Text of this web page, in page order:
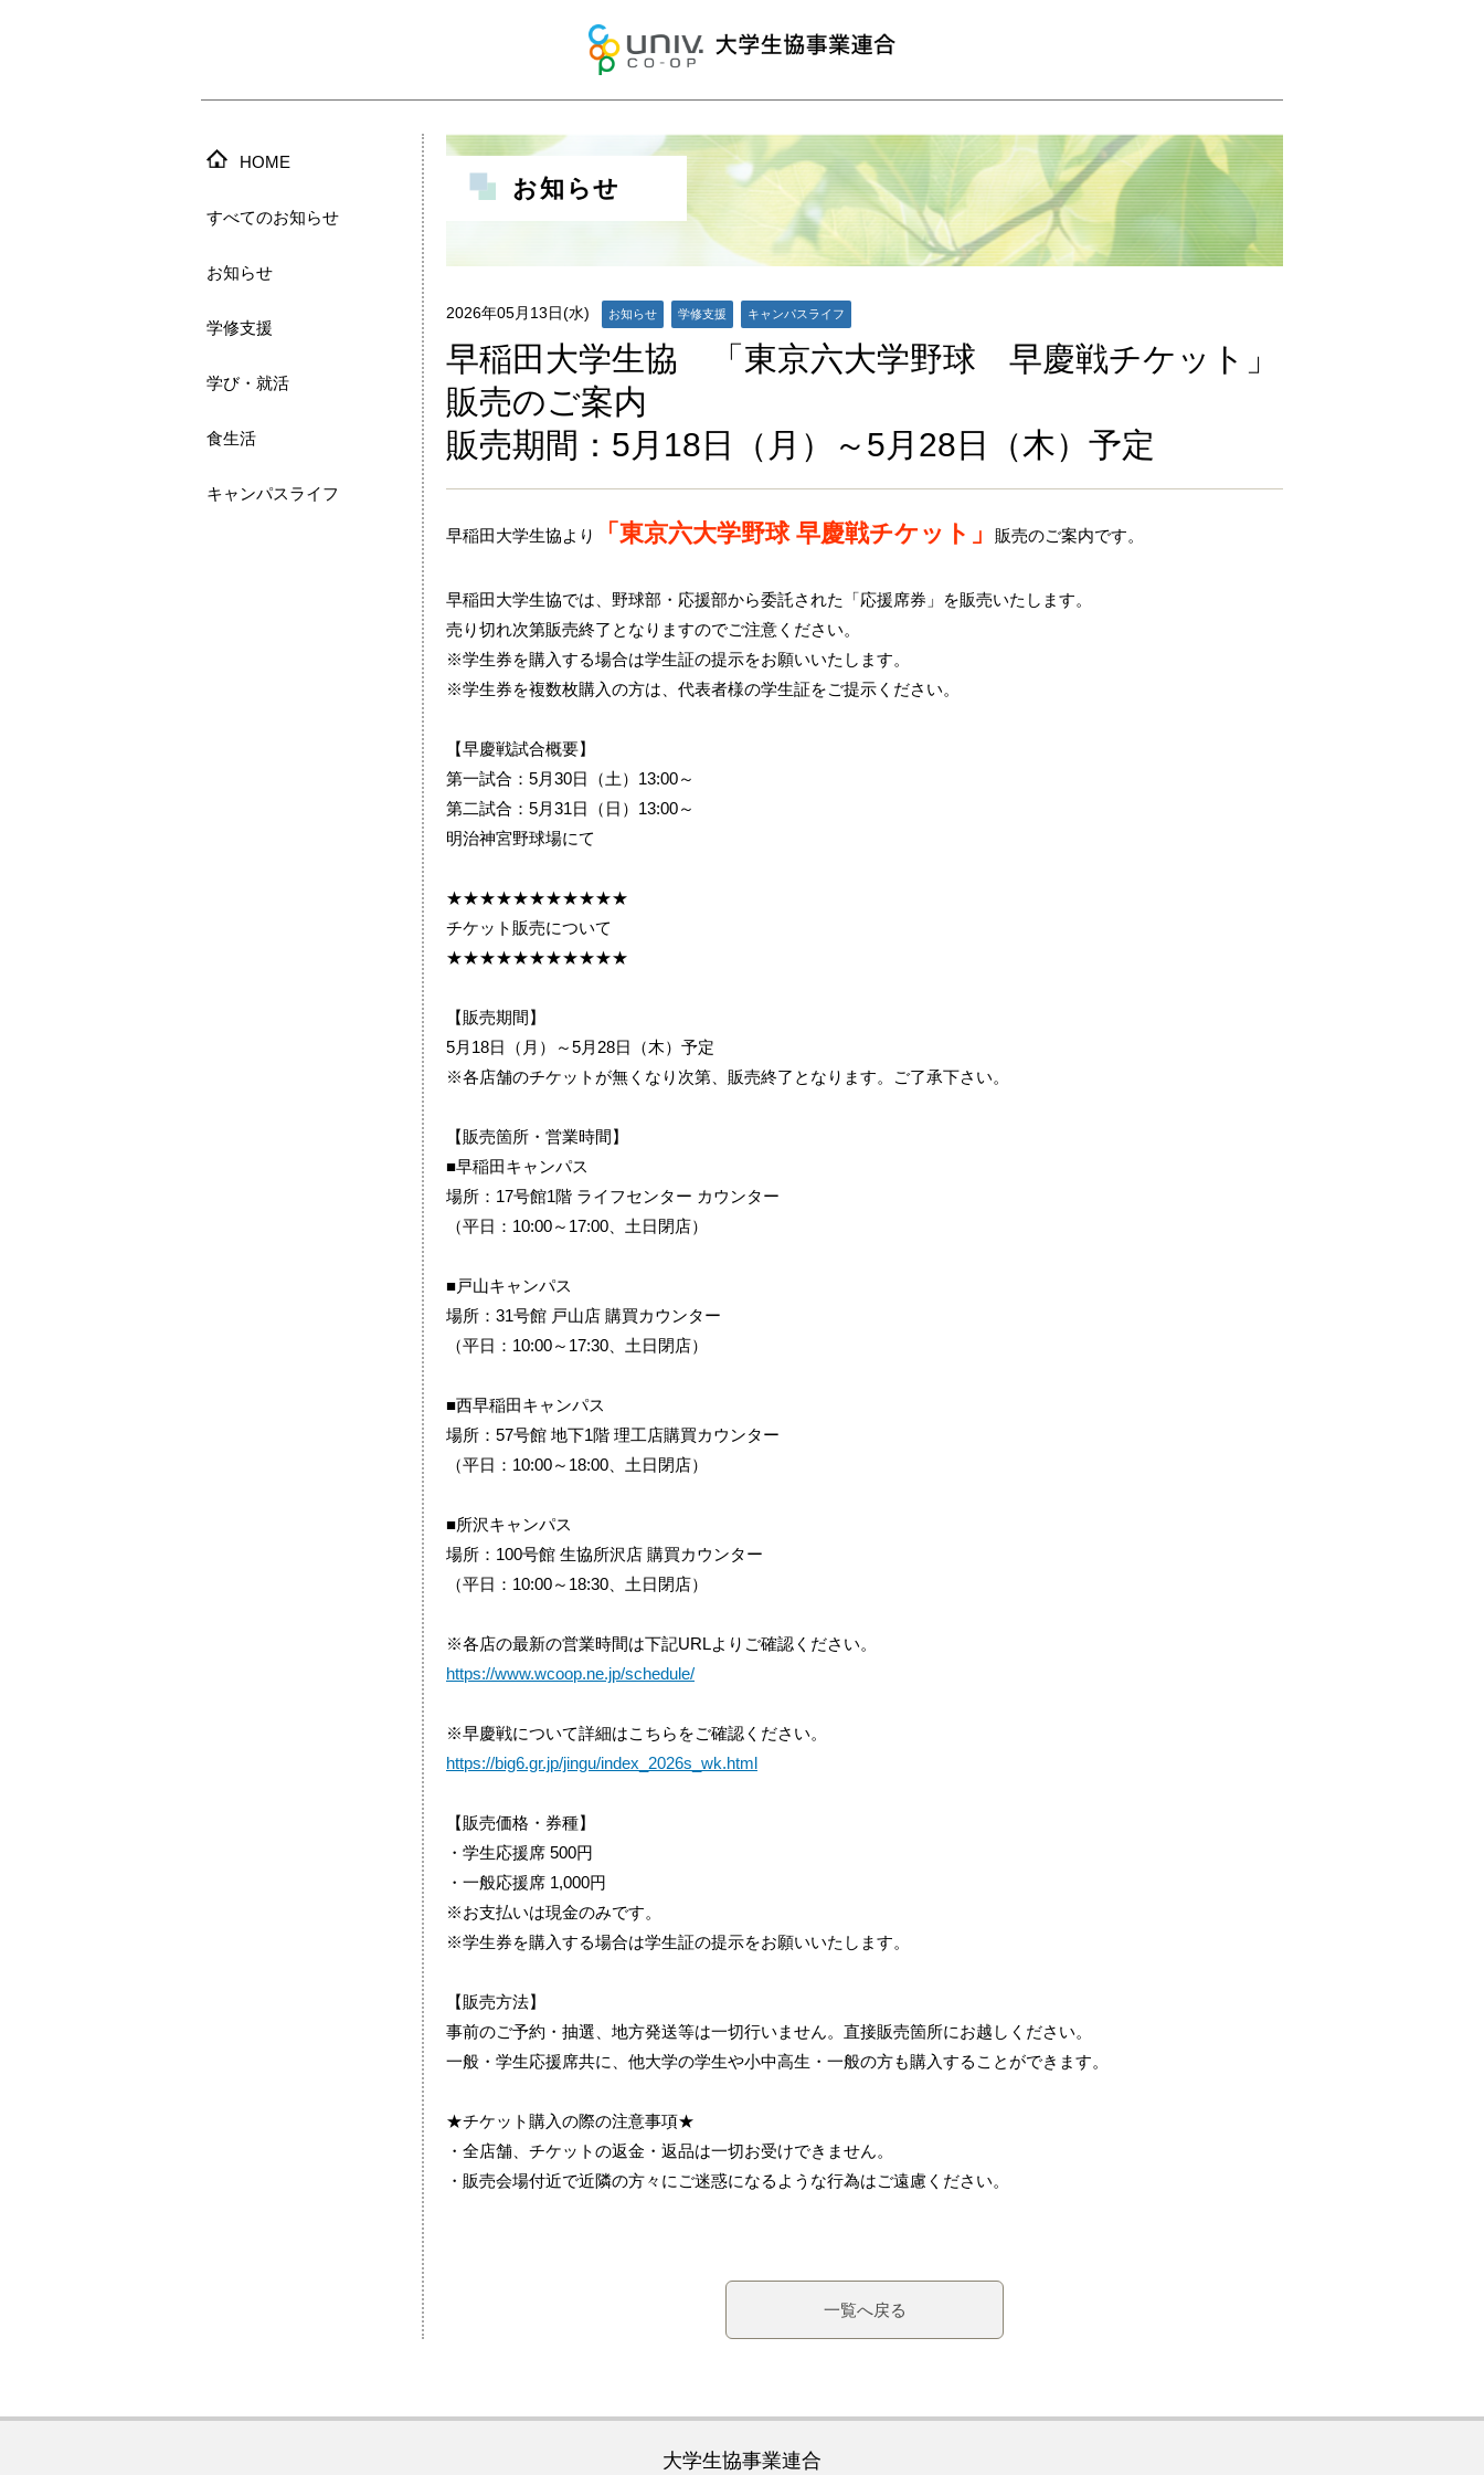
お知らせ
2026年05月13日(水) お知らせ 学修支援 キャンパスライフ
早稲田大学生協 「東京六大学野球 早慶戦チケット」
販売のご案内
販売期間：5月18日（月）～5月28日（木）予定
早稲田大学生協より 「東京六大学野球 早慶戦チケット」 販売のご案内です。
早稲田大学生協では、野球部・応援部から委託された「応援席券」を販売いたします。
売り切れ次第販売終了となりますのでご注意ください。
※学生券を購入する場合は学生証の提示をお願いいたします。
※学生券を複数枚購入の方は、代表者様の学生証をご提示ください。
【早慶戦試合概要】
第一試合：5月30日（土）13:00～
第二試合：5月31日（日）13:00～
明治神宮野球場にて
★★★★★★★★★★★
チケット販売について
★★★★★★★★★★★
【販売期間】
5月18日（月）～5月28日（木）予定
※各店舗のチケットが無くなり次第、販売終了となります。ご了承下さい。
【販売箇所・営業時間】
■早稲田キャンパス
場所：17号館1階 ライフセンター カウンター
（平日：10:00～17:00、土日閉店）
■戸山キャンパス
場所：31号館 戸山店 購買カウンター
（平日：10:00～17:30、土日閉店）
■西早稲田キャンパス
場所：57号館 地下1階 理工店購買カウンター
（平日：10:00～18:00、土日閉店）
■所沢キャンパス
場所：100号館 生協所沢店 購買カウンター
（平日：10:00～18:30、土日閉店）
※各店の最新の営業時間は下記URLよりご確認ください。
https://www.wcoop.ne.jp/schedule/
※早慶戦について詳細はこちらをご確認ください。
https://big6.gr.jp/jingu/index_2026s_wk.html
【販売価格・券種】
・学生応援席 500円
・一般応援席 1,000円
※お支払いは現金のみです。
※学生券を購入する場合は学生証の提示をお願いいたします。
【販売方法】
事前のご予約・抽選、地方発送等は一切行いません。直接販売箇所にお越しください。
一般・学生応援席共に、他大学の学生や小中高生・一般の方も購入することができます。
★チケット購入の際の注意事項★
・全店舗、チケットの返金・返品は一切お受けできません。
・販売会場付近で近隣の方々にご迷惑になるような行為はご遠慮ください。
一覧へ戻る
HOME
すべてのお知らせ
お知らせ
学修支援
学び・就活
食生活
キャンパスライフ
大学生協事業連合